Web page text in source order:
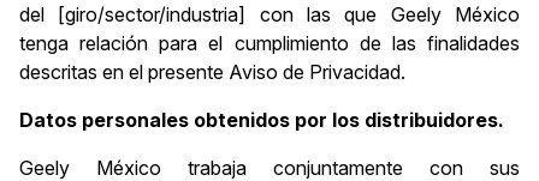
del [giro/sector/industria] con las que Geely México
tenga relación para el cumplimiento de las finalidades
descritas en el presente Aviso de Privacidad.
Datos personales obtenidos por los distribuidores.
Geely México trabaja conjuntamente con sus